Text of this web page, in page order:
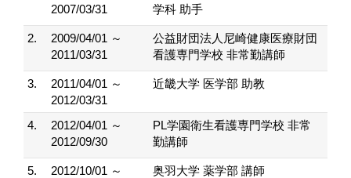
2007/03/31
学科 助手
2.
2009/04/01 ～
2011/03/31
公益財団法人尼崎健康医療財団
看護専門学校 非常勤講師
3.
2011/04/01 ～
2012/03/31
近畿大学 医学部 助教
4.
2012/04/01 ～
2012/09/30
PL学園衛生看護専門学校 非常
勤講師
5.
2012/10/01 ～
奥羽大学 薬学部 講師